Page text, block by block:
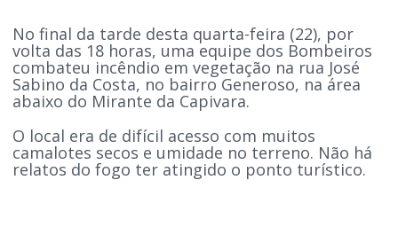
No final da tarde desta quarta-feira (22), por
volta das 18 horas, uma equipe dos Bombeiros
combateu incêndio em vegetação na rua José
Sabino da Costa, no bairro Generoso, na área
abaixo do Mirante da Capivara.
O local era de difícil acesso com muitos
camalotes secos e umidade no terreno. Não há
relatos do fogo ter atingido o ponto turístico.